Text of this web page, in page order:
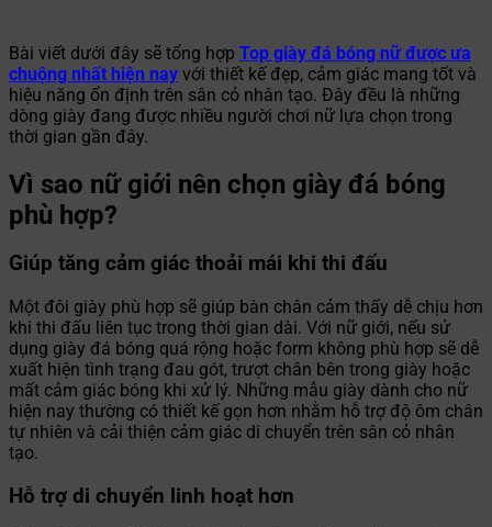
Bài viết dưới đây sẽ tổng hợp Top giày đá bóng nữ được ưa
chuộng nhất hiện nay với thiết kế đẹp, cảm giác mang tốt và
hiệu năng ổn định trên sân cỏ nhân tạo. Đây đều là những
dòng giày đang được nhiều người chơi nữ lựa chọn trong
thời gian gần đây.
Vì sao nữ giới nên chọn giày đá bóng
phù hợp?
Giúp tăng cảm giác thoải mái khi thi đấu
Một đôi giày phù hợp sẽ giúp bàn chân cảm thấy dễ chịu hơn
khi thi đấu liên tục trong thời gian dài. Với nữ giới, nếu sử
dụng giày đá bóng quá rộng hoặc form không phù hợp sẽ dễ
xuất hiện tình trạng đau gót, trượt chân bên trong giày hoặc
mất cảm giác bóng khi xử lý. Những mẫu giày dành cho nữ
hiện nay thường có thiết kế gọn hơn nhằm hỗ trợ độ ôm chân
tự nhiên và cải thiện cảm giác di chuyển trên sân cỏ nhân
tạo.
Hỗ trợ di chuyển linh hoạt hơn